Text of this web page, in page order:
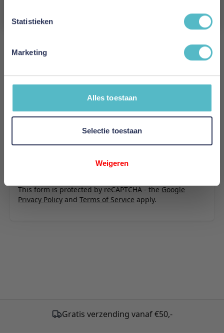
Statistieken
Marketing
Alles toestaan
Selectie toestaan
Weigeren
U plaatst een review over:
Zilvergrijs
Uw naam
Review
This form is protected by reCAPTCHA - the Google
Privacy Policy and Terms of Service apply.